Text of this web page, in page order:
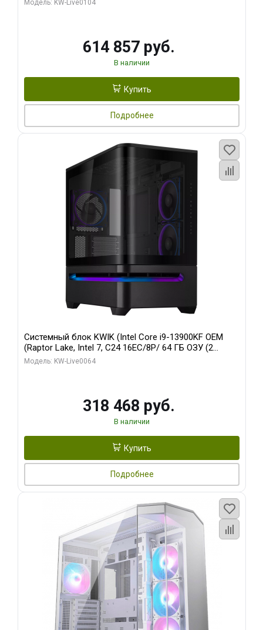
Модель: KW-Live0104
614 857 руб.
В наличии
Купить
Подробнее
Системный блок KWIK (Intel Core i9-13900KF OEM
(Raptor Lake, Intel 7, C24 16EC/8P/ 64 ГБ ОЗУ (2
модуля)/ ASUS RTX5080 PROART OC 16GB GDDR7
Модель: KW-Live0064
318 468 руб.
В наличии
Купить
Подробнее